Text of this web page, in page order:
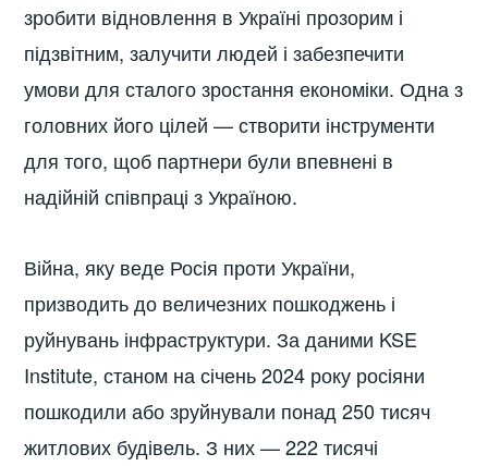
зробити відновлення в Україні прозорим і
підзвітним, залучити людей і забезпечити
умови для сталого зростання економіки. Одна з
головних його цілей — створити інструменти
для того, щоб партнери були впевнені в
надійній співпраці з Україною.
Війна, яку веде Росія проти України,
призводить до величезних пошкоджень і
руйнувань інфраструктури. За даними KSE
Institute, станом на січень 2024 року росіяни
пошкодили або зруйнували понад 250 тисяч
житлових будівель. З них — 222 тисячі